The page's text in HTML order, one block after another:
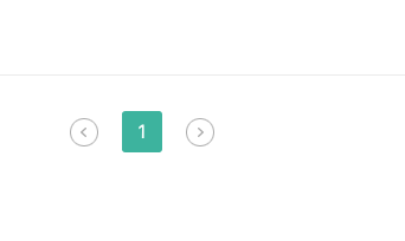
, 그렇지 않았던 것이 아쉬웠던 것 같아요. 그런데 이
리는 모습을 보여줬죠. 그런데 소공녀가 서장훈에게 처
1